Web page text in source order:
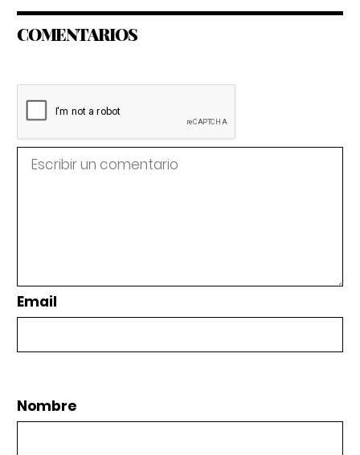
COMENTARIOS
Email
Nombre